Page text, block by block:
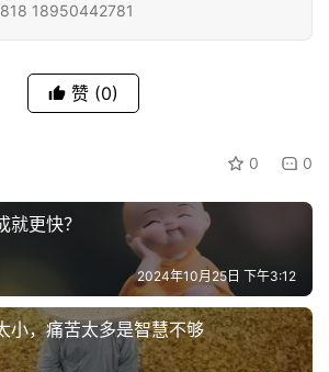
18950442781
赞 (0)
0 0
就更快？
2024年10月25日 下午3:12
小，痛苦太多是智慧不够